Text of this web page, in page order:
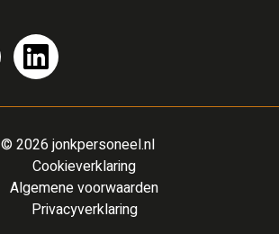
© 2026 jonkpersoneel.nl
Cookieverklaring
Algemene voorwaarden
Privacyverklaring